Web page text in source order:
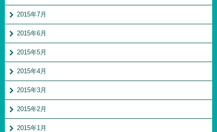
2015年7月
2015年6月
2015年5月
2015年4月
2015年3月
2015年2月
2015年1月